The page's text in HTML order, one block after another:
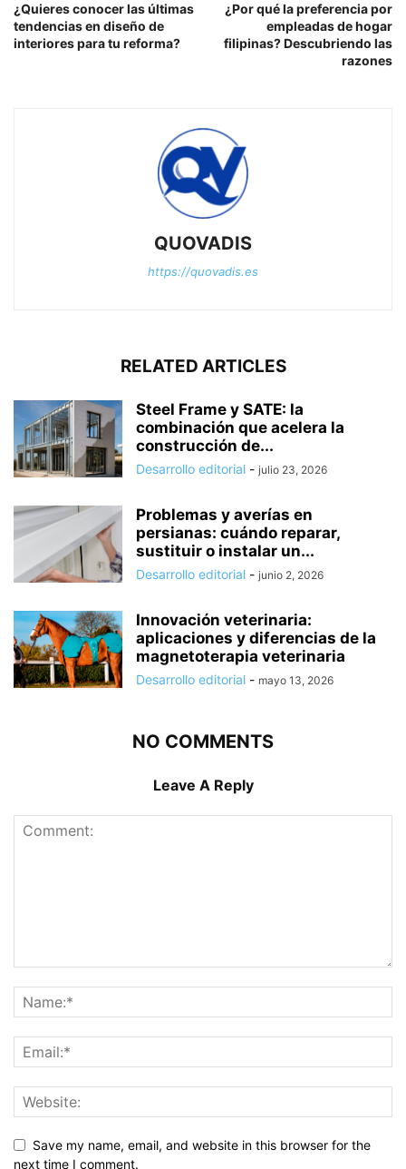
¿Quieres conocer las últimas
tendencias en diseño de
interiores para tu reforma?
¿Por qué la preferencia por
empleadas de hogar
filipinas? Descubriendo las
razones
QUOVADIS
https://quovadis.es
RELATED ARTICLES
Steel Frame y SATE: la
combinación que acelera la
construcción de...
Desarrollo editorial - julio 23, 2026
Problemas y averías en
persianas: cuándo reparar,
sustituir o instalar un...
Desarrollo editorial - junio 2, 2026
Innovación veterinaria:
aplicaciones y diferencias de la
magnetoterapia veterinaria
Desarrollo editorial - mayo 13, 2026
NO COMMENTS
Leave A Reply
Save my name, email, and website in this browser for the
next time I comment.